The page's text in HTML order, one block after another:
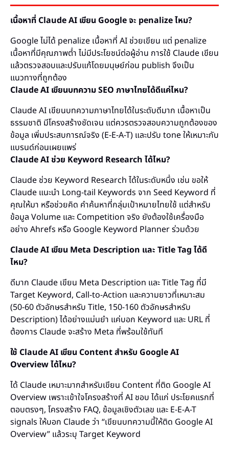
เนื้อหาที่ Claude AI เขียน Google จะ penalize ไหม?
Google ไม่ได้ penalize เนื้อหาที่ AI ช่วยเขียน แต่ penalize
เนื้อหาที่มีคุณภาพต่ำ ไม่มีประโยชน์ต่อผู้อ่าน การใช้ Claude เขียน
แล้วตรวจสอบและปรับแก้โดยมนุษย์ก่อน publish จึงเป็น
แนวทางที่ถูกต้อง
Claude AI เขียนบทความ SEO ภาษาไทยได้ดีแค่ไหน?
Claude AI เขียนบทความภาษาไทยได้ในระดับดีมาก เนื้อหาเป็น
ธรรมชาติ มีโครงสร้างชัดเจน แต่ควรตรวจสอบความถูกต้องของ
ข้อมูล เพิ่มประสบการณ์จริง (E-E-A-T) และปรับ tone ให้เหมาะกับ
แบรนด์ก่อนเผยแพร่
Claude AI ช่วย Keyword Research ได้ไหม?
Claude ช่วย Keyword Research ได้ในระดับหนึ่ง เช่น ขอให้
Claude แนะนำ Long-tail Keywords จาก Seed Keyword ที่
คุณให้มา หรือช่วยคิด คำค้นหาที่กลุ่มเป้าหมายไทยใช้ แต่สำหรับ
ข้อมูล Volume และ Competition จริง ยังต้องใช้เครื่องมือ
อย่าง Ahrefs หรือ Google Keyword Planner ร่วมด้วย
Claude AI เขียน Meta Description และ Title Tag ได้ดี
ไหม?
ดีมาก Claude เขียน Meta Description และ Title Tag ที่มี
Target Keyword, Call-to-Action และความยาวที่เหมาะสม
(50-60 ตัวอักษรสำหรับ Title, 150-160 ตัวอักษรสำหรับ
Description) ได้อย่างแม่นยำ แค่บอก Keyword และ URL ที่
ต้องการ Claude จะสร้าง Meta ที่พร้อมใช้ทันที
ใช้ Claude AI เขียน Content สำหรับ Google AI
Overview ได้ไหม?
ได้ Claude เหมาะมากสำหรับเขียน Content ที่ติด Google AI
Overview เพราะเข้าใจโครงสร้างที่ AI ชอบ ได้แก่ ประโยคแรกที่
ตอบตรงๆ, โครงสร้าง FAQ, ข้อมูลเชิงตัวเลข และ E-E-A-T
signals ให้บอก Claude ว่า “เขียนบทความนี้ให้ติด Google AI
Overview” แล้วระบุ Target Keyword